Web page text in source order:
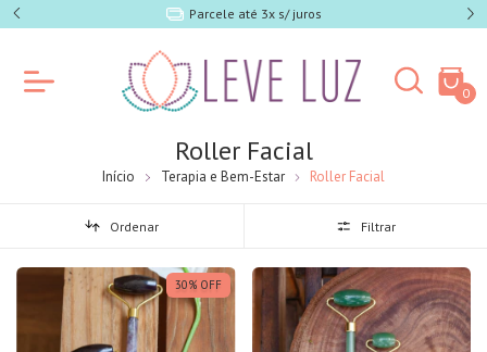
Parcele até 3x s/ juros
0
Roller Facial
Início Terapia e Bem-Estar Roller Facial
Ordenar Filtrar
30% OFF